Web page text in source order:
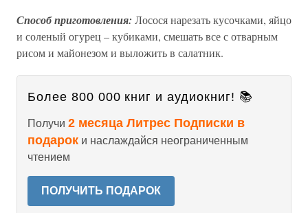
Способ приготовления: Лосося нарезать кусочками, яйцо
и соленый огурец – кубиками, смешать все с отварным
рисом и майонезом и выложить в салатник.
Более 800 000 книг и аудиокниг! 📚
Получи 2 месяца Литрес Подписки в
подарок и наслаждайся неограниченным
чтением
ПОЛУЧИТЬ ПОДАРОК